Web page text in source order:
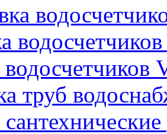
водосчетчиков
труб